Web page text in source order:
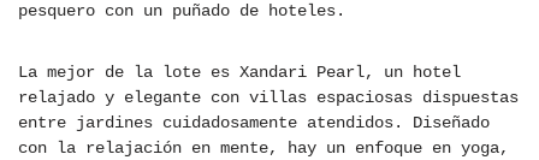
pesquero con un puñado de hoteles.
La mejor de la lote es Xandari Pearl, un hotel
relajado y elegante con villas espaciosas dispuestas
entre jardines cuidadosamente atendidos. Diseñado
con la relajación en mente, hay un enfoque en yoga,